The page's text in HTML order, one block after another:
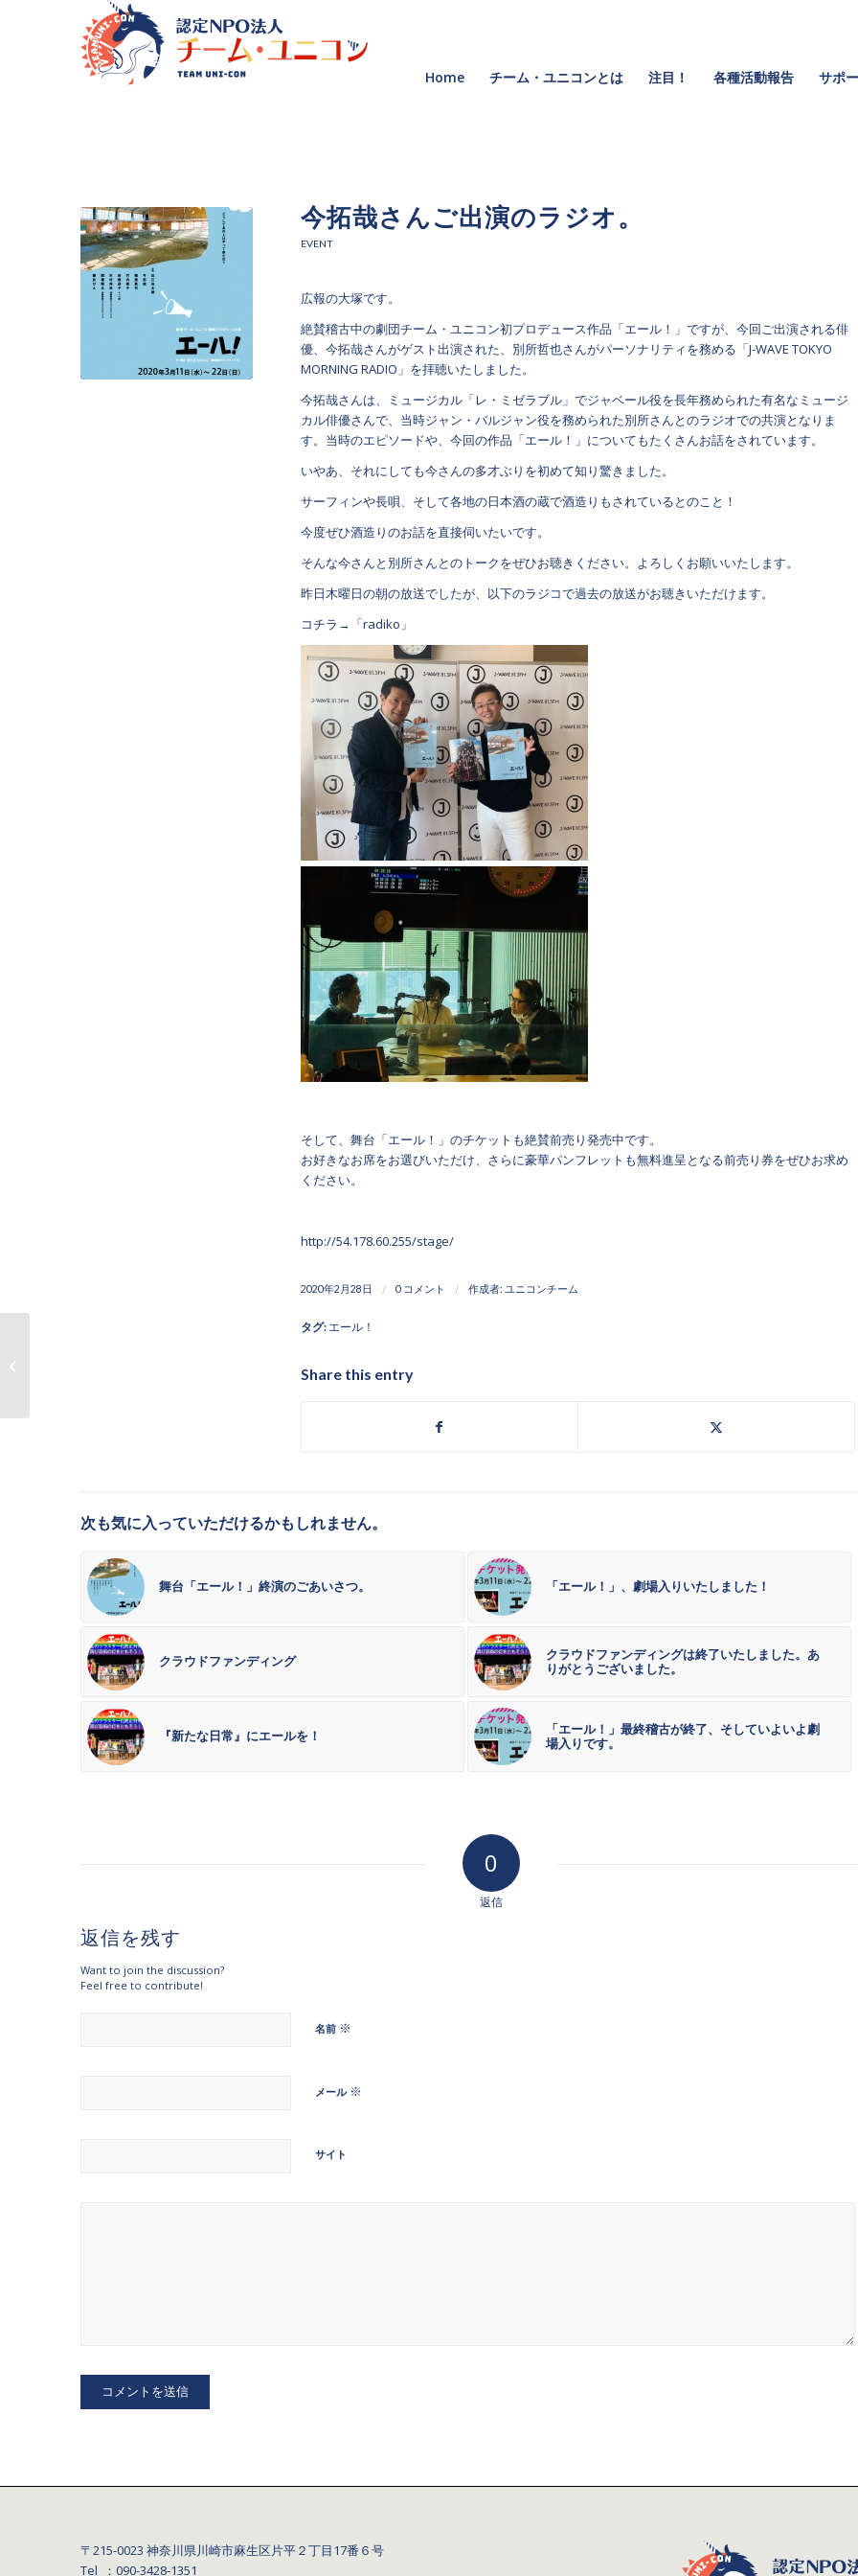
Home チーム・ユニコンとは 注目！ 各種活動報告 サポ
今拓哉さんご出演のラジオ。
EVENT
広報の大塚です。
絶賛稽古中の劇団チーム・ユニコン初プロデュース作品「エール！」ですが、今回ご出演される俳
優、今拓哉さんがゲスト出演された、別所哲也さんがパーソナリティを務める「J-WAVE TOKYO
MORNING RADIO」を拝聴いたしました。
今拓哉さんは、ミュージカル「レ・ミゼラブル」でジャベール役を長年務められた有名なミュージ
カル俳優さんで、当時ジャン・バルジャン役を務められた別所さんとのラジオでの共演となりま
す。当時のエピソードや、今回の作品「エール！」についてもたくさんお話をされています。
いやあ、それにしても今さんの多才ぶりを初めて知り驚きました。
サーフィンや長唄、そして各地の日本酒の蔵で酒造りもされているとのこと！
今度ぜひ酒造りのお話を直接伺いたいです。
そんな今さんと別所さんとのトークをぜひお聴きください。よろしくお願いいたします。
昨日木曜日の朝の放送でしたが、以下のラジコで過去の放送がお聴きいただけます。
コチラ→「radiko」
そして、舞台「エール！」のチケットも絶賛前売り発売中です。
お好きなお席をお選びいただけ、さらに豪華パンフレットも無料進呈となる前売り券をぜひお求め
ください。
http://54.178.60.255/stage/
2020年2月28日 / 0 コメント / 作成者: ユニコンチーム
タグ: エール！
Share this entry
次も気に入っていただけるかもしれません。
舞台「エール！」終演のごあいさつ。 「エール！」、劇場入りいたしました！
クラウドファンディング
クラウドファンディングは終了いたしました。あ
りがとうございました。
『新たな日常』にエールを！
「エール！」最終稽古が終了、そしていよいよ劇
場入りです。
0
返信
返信を残す
Want to join the discussion?
Feel free to contribute!
名前 ※
メール ※
サイト
〒215-0023 神奈川県川崎市麻生区片平２丁目17番６号
Tel ：090-3428‐1351